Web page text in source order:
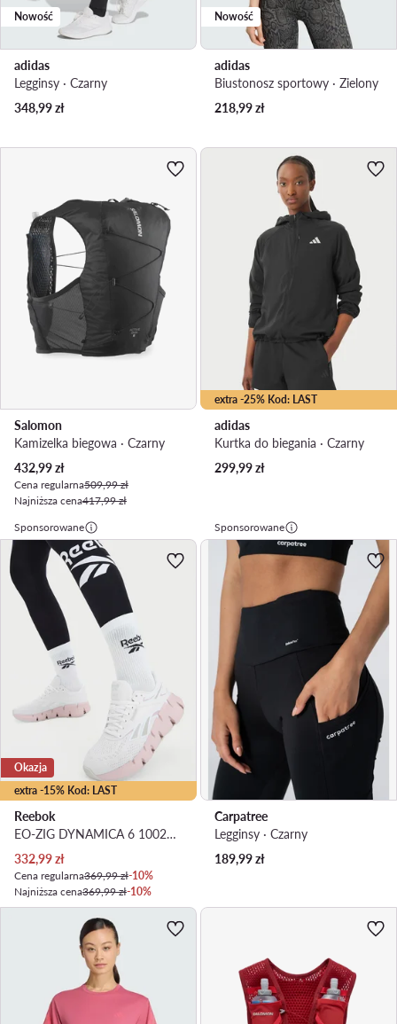
Nowość
adidas
Legginsy · Czarny
348,99zł
Nowość
adidas
Biustonosz sportowy · Zielony
218,99zł
Salomon
Kamizelka biegowa · Czarny
Aktualna cena
432,99zł
Cena regularna509,99 zł
Najniższa cena417,99 zł
extra -25% Kod: LAST
adidas
Kurtka do biegania · Czarny
299,99zł
Sponsorowane
extra -15% Kod: LAST
Okazja
Reebok
EO-ZIG DYNAMICA 6 100271438 · Buty do biegania
Aktualna cena
332,99zł
Cena regularna369,99 zł-10%
Najniższa cena369,99 zł-10%
Sponsorowane
Carpatree
Legginsy · Czarny
189,99zł